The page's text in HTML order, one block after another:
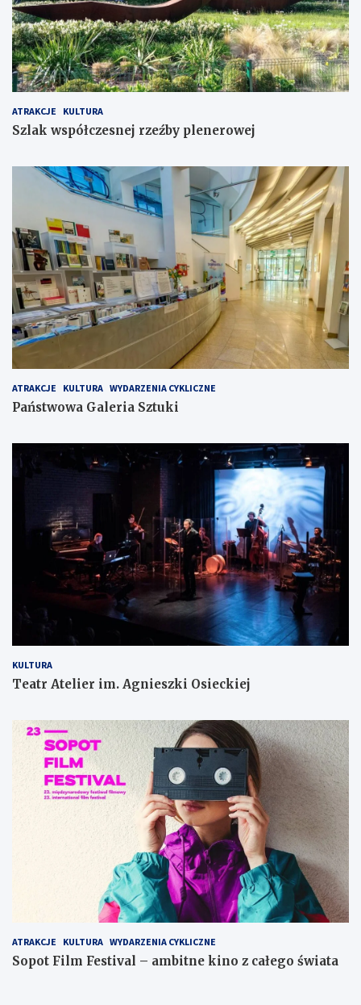
ATRAKCJE KULTURA
Szlak współczesnej rzeźby plenerowej
ATRAKCJE KULTURA WYDARZENIA CYKLICZNE
Państwowa Galeria Sztuki
KULTURA
Teatr Atelier im. Agnieszki Osieckiej
ATRAKCJE KULTURA WYDARZENIA CYKLICZNE
Sopot Film Festival – ambitne kino z całego świata